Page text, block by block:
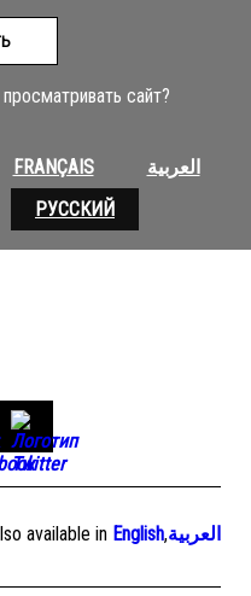
сайт?
FRANÇAIS
العربية
РУССКИЙ
available in English,العربية